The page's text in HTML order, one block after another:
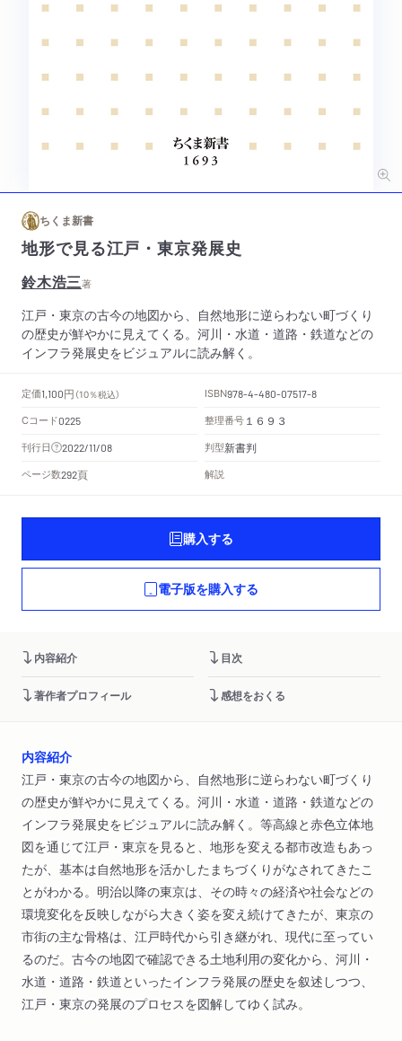
ちくま新書
地形で見る江戸・東京発展史
鈴木浩三著
江戸・東京の古今の地図から、自然地形に逆らわない町づくり
の歴史が鮮やかに見えてくる。河川・水道・道路・鉄道などの
インフラ発展史をビジュアルに読み解く。
定価1,100円 （10％税込） ISBN978-4-480-07517-8
Cコード0225 整理番号 １６９３
刊行日 2022/11/08 判型新書判
ページ数292頁 解説
購入する
電子版を購入する
内容紹介 目次
著作者プロフィール 感想をおくる
内容紹介
江戸・東京の古今の地図から、自然地形に逆らわない町づくり
の歴史が鮮やかに見えてくる。河川・水道・道路・鉄道などの
インフラ発展史をビジュアルに読み解く。等高線と赤色立体地
図を通じて江戸・東京を見ると、地形を変える都市改造もあっ
たが、基本は自然地形を活かしたまちづくりがなされてきたこ
とがわかる。明治以降の東京は、その時々の経済や社会などの
環境変化を反映しながら大きく姿を変え続けてきたが、東京の
市街の主な骨格は、江戸時代から引き継がれ、現代に至ってい
るのだ。古今の地図で確認できる土地利用の変化から、河川・
水道・道路・鉄道といったインフラ発展の歴史を叙述しつつ、
江戸・東京の発展のプロセスを図解してゆく試み。